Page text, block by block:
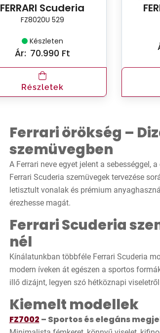
FERRARI Scuderia
FZ8020U 529
Készleten
Ár: 70.990 Ft
Részletek
Ferrari örökség –
szemüvegben
A Ferrari neve egyet jelent a sebességgel,
Ferrari Scuderia szemüvegek tervezése
letisztult vonalak és prémium
érezhesse magát.
Ferrari Scuderia
nél
Kínálatunkban többféle Ferrari Scuderia
modern íveken át egészen a sportos
illő dizájnt, legyen szó hétköznapi
Kiemelt modellek
FZ7002 – Sportos és elegáns